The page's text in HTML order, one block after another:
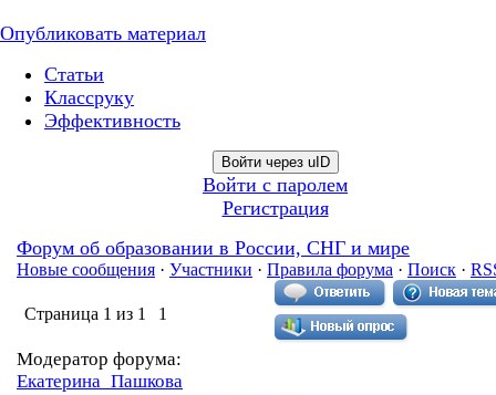
Опубликовать материал
Статьи
Классруку
Эффективность
Войти через uID
Войти с паролем
Регистрация
Форум об образовании в России, СНГ и мире
Новые сообщения · Участники · Правила форума · Поиск ·
Страница 1 из 1 1
Модератор форума:
Екатерина_Пашкова